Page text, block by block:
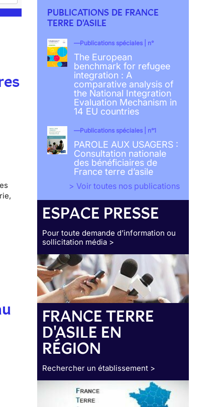
PUBLICATIONS DE FRANCE
TERRE D'ASILE
Publications spéciales | n°
The European
benchmark for refugee
integration : A
comparative analysis of
the National Integration
Evaluation Mechanism in
14 EU countries
Publications spéciales | n°1
PAROLE AUX USAGERS :
Consultation nationale
des bénéficiaires de
France terre d’asile
> Voir toutes nos publications
ESPACE PRESSE
Pour toute demande d’information ou
sollicitation média >
FRANCE TERRE
D'ASILE EN
RÉGION
Rechercher un établissement >